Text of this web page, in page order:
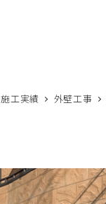
施工実績 外壁工事